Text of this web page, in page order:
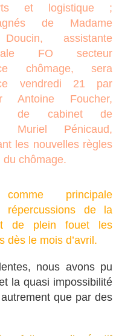
et logistique ;
de Madame
assistante
FO secteur
chômage, sera
vendredi 21 par
Antoine Foucher,
de cabinet de
Muriel Pénicaud,
les nouvelles règles
du chômage.
principale
répercussions de la
de plein fouet les
dès le mois d’avril.
nous avons pu
la quasi impossibilité
que par des